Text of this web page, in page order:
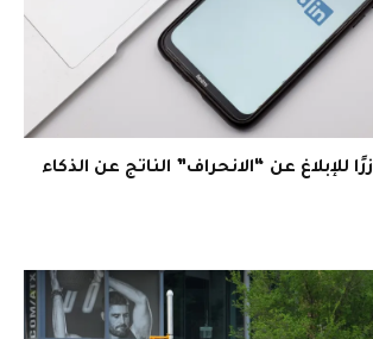
يضيف LinkedIn زرًا للإبلاغ عن “الانحراف” الناتج عن الذكاء